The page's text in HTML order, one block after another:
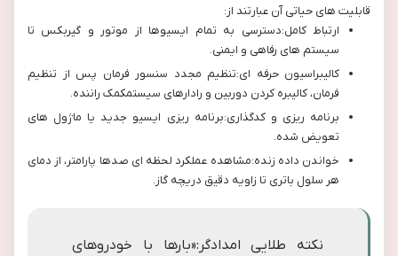
قابلیت های حیاتی آن عبارتند از:
ارتباط کامل:دسترسی به تمام ایسیوها از موتور و گیربکس تا
سیستم های رفاهی و ایمنی.
کالیبراسیون حرفه ای:تنظیم مجدد سنسور فرمان پس از تنظیم
فرمان، کالیبره کردن دوربین و رادارهای سیستمکمک راننده.
برنامه ریزی و کدگذاری:برنامه ریزی ایسیو جدید یا ماژول های
تعویض شده.
خواندن داده زنده:مشاهده عملکرد لحظه ای صدها پارامتر، از دمای
هر سلول باتری تا زاویه دقیق دریچه گاز.
نکته طلایی امدادگر:«بارها با خودروهای